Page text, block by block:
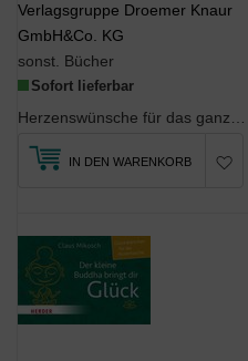
Verlagsgruppe Droemer Knaur
GmbH&Co. KG
sonst. Bücher
Sofort lieferbar
IN DEN WARENKORB